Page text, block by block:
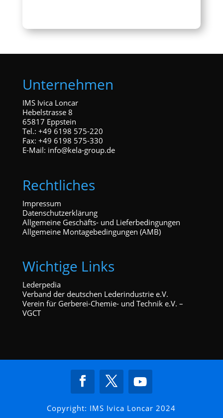
Unternehmen
IMS Ivica Loncar
Hebelstrasse 8
65817 Eppstein
Tel.: +49 6198 575-220
Fax: +49 6198 575-330
E-Mail: info@kela-group.de
Rechtliches
Impressum
Datenschutzerklärung
Allgemeine Geschäfts- und Lieferbedingungen
Allgemeine Montagebedingungen (AMB)
Wichtige Links
Lederpedia
Verband der deutschen Lederindustrie e.V.
Verein für Gerberei-Chemie- und Technik e.V. –
VGCT
Copyright: IMS Ivica Loncar 2024